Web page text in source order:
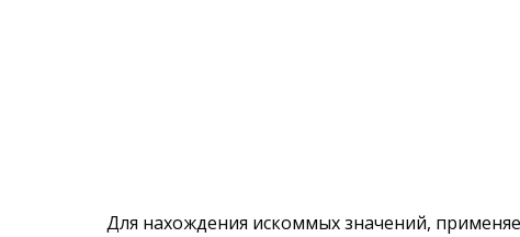
Для нахождения искоммых значений,